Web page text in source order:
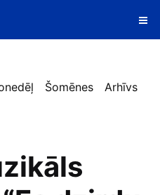
Šomēnes Arhīvs